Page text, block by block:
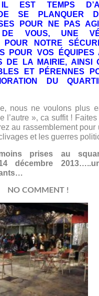
IL EST TEMPS
SE PLANQUER
POUR NE PAS
DE VOUS, UNE
POUR NOTRE
POUR VOS ÉQUIPES
DE LA MAIRIE, AINSI
ET PÉRENNES
DU
nous ne voulons plus
l’autre », ca suffit !
au rassemblement pour
et les guerres
prises au
décembre
NO COMMENT !
10-